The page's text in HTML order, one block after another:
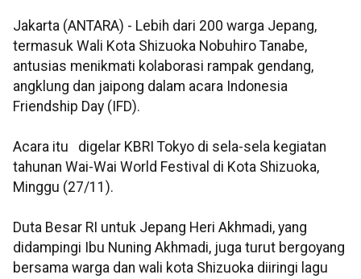
Jakarta (ANTARA) - Lebih dari 200 warga Jepang,
termasuk Wali Kota Shizuoka Nobuhiro Tanabe,
antusias menikmati kolaborasi rampak gendang,
angklung dan jaipong dalam acara Indonesia
Friendship Day (IFD).
Acara itu digelar KBRI Tokyo di sela-sela kegiatan
tahunan Wai-Wai World Festival di Kota Shizuoka,
Minggu (27/11).
Duta Besar RI untuk Jepang Heri Akhmadi, yang
didampingi Ibu Nuning Akhmadi, juga turut bergoyang
bersama warga dan wali kota Shizuoka diiringi lagu